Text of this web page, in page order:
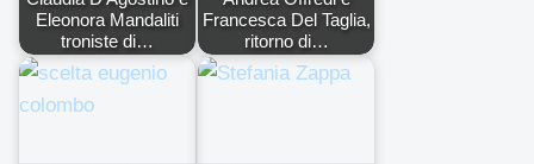
Eleonora Mandaliti
troniste di…
Francesca Del Taglia,
ritorno di…